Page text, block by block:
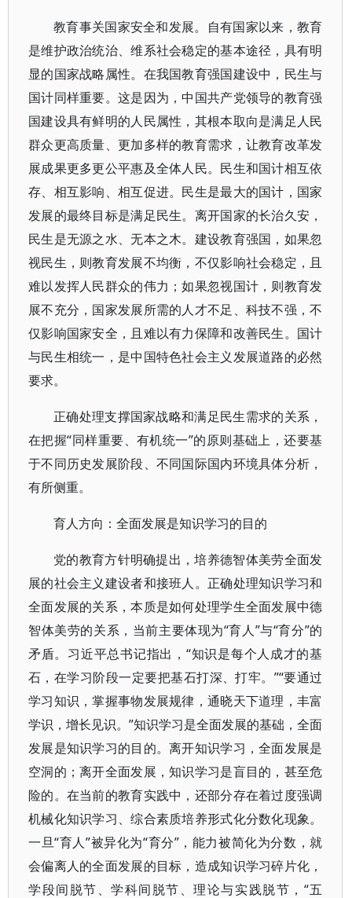
教育事关国家安全和发展。自有国家以来，教育
是维护政治统治、维系社会稳定的基本途径，具有明
显的国家战略属性。在我国教育强国建设中，民生与
国计同样重要。这是因为，中国共产党领导的教育强
国建设具有鲜明的人民属性，其根本取向是满足人民
群众更高质量、更加多样的教育需求，让教育改革发
展成果更多更公平惠及全体人民。民生和国计相互依
存、相互影响、相互促进。民生是最大的国计，国家
发展的最终目标是满足民生。离开国家的长治久安，
民生是无源之水、无本之木。建设教育强国，如果忽
视民生，则教育发展不均衡，不仅影响社会稳定，且
难以发挥人民群众的伟力；如果忽视国计，则教育发
展不充分，国家发展所需的人才不足、科技不强，不
仅影响国家安全，且难以有力保障和改善民生。国计
与民生相统一，是中国特色社会主义发展道路的必然
要求。
正确处理支撑国家战略和满足民生需求的关系，
在把握“同样重要、有机统一”的原则基础上，还要基
于不同历史发展阶段、不同国际国内环境具体分析，
有所侧重。
育人方向：全面发展是知识学习的目的
党的教育方针明确提出，培养德智体美劳全面发
展的社会主义建设者和接班人。正确处理知识学习和
全面发展的关系，本质是如何处理学生全面发展中德
智体美劳的关系，当前主要体现为“育人”与“育分”的
矛盾。习近平总书记指出，“知识是每个人成才的基
石，在学习阶段一定要把基石打深、打牢。”“要通过
学习知识，掌握事物发展规律，通晓天下道理，丰富
学识，增长见识。”知识学习是全面发展的基础，全面
发展是知识学习的目的。离开知识学习，全面发展是
空洞的；离开全面发展，知识学习是盲目的，甚至危
险的。在当前的教育实践中，还部分存在着过度强调
机械化知识学习、综合素质培养形式化分数化现象。
一旦“育人”被异化为“育分”，能力被简化为分数，就
会偏离人的全面发展的目标，造成知识学习碎片化，
学段间脱节、学科间脱节、理论与实践脱节，“五